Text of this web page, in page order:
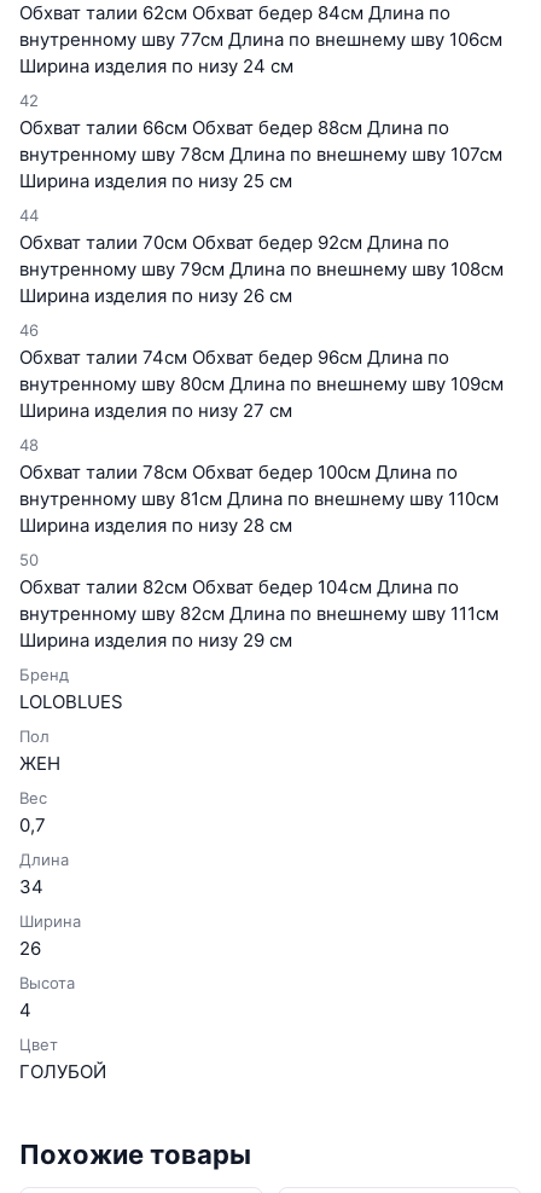
Обхват талии 62см Обхват бедер 84см Длина по
внутренному шву 77см Длина по внешнему шву 106см
Ширина изделия по низу 24 см
42
Обхват талии 66см Обхват бедер 88см Длина по
внутренному шву 78см Длина по внешнему шву 107см
Ширина изделия по низу 25 см
44
Обхват талии 70см Обхват бедер 92см Длина по
внутренному шву 79см Длина по внешнему шву 108см
Ширина изделия по низу 26 см
46
Обхват талии 74см Обхват бедер 96см Длина по
внутренному шву 80см Длина по внешнему шву 109см
Ширина изделия по низу 27 см
48
Обхват талии 78см Обхват бедер 100см Длина по
внутренному шву 81см Длина по внешнему шву 110см
Ширина изделия по низу 28 см
50
Обхват талии 82см Обхват бедер 104см Длина по
внутренному шву 82см Длина по внешнему шву 111см
Ширина изделия по низу 29 см
Бренд
LOLOBLUES
Пол
ЖЕН
Вес
0,7
Длина
34
Ширина
26
Высота
4
Цвет
ГОЛУБОЙ
Похожие товары